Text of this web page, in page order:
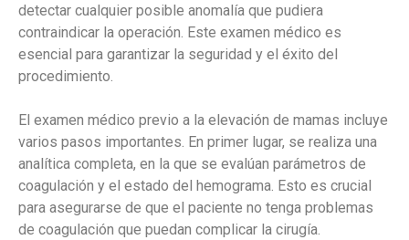
detectar cualquier posible anomalía que pudiera
contraindicar la operación. Este examen médico es
esencial para garantizar la seguridad y el éxito del
procedimiento.
El examen médico previo a la elevación de mamas incluye
varios pasos importantes. En primer lugar, se realiza una
analítica completa, en la que se evalúan parámetros de
coagulación y el estado del hemograma. Esto es crucial
para asegurarse de que el paciente no tenga problemas
de coagulación que puedan complicar la cirugía.